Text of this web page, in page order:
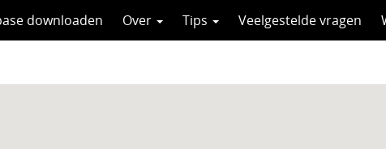
downloaden Over Tips Veelgestelde vragen